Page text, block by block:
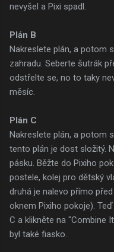
nevyšel a Pixi spadl.
Plán B
Nakreslete plán, a potom
zahradu. Seberte šutrák
odstřelte se, no to taky
měsíc.
Plán C
Nakreslete plán, a potom
tento plán je dost složitý.
pásku. Běžte do Pixiho
postele, kolej pro dětský
druhá je nalevo přímo
oknem Pixiho pokoje).
C a klikněte na "Combine
byl také fiasko.